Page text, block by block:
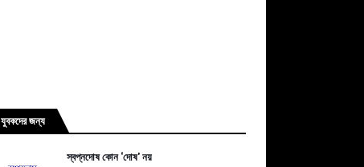
যুবকদের জন্য
স্বপ্নদোষ কোন ‘দোষ’ নয়